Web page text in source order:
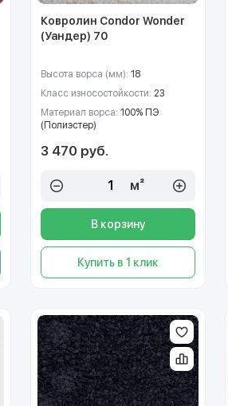
Ковролин Condor Wonder
(Уандер) 70
Высота ворса (мм): 18
Класс износостойкости: 23
Материал ворса: 100% ПЭ
(Полиэстер)
3 470 руб.
м²
В корзину
Купить в 1 клик